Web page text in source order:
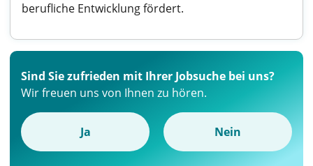
berufliche Entwicklung fördert.
Sind Sie zufrieden mit Ihrer Jobsuche bei uns?
Wir freuen uns von Ihnen zu hören.
Ja Nein